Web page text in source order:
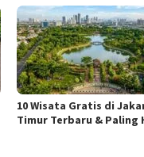
10 Wisata Gratis di
Timur Terbaru & Paling